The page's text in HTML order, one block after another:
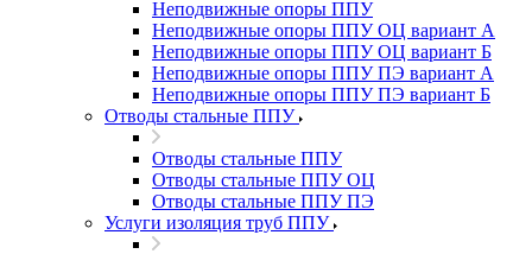
Неподвижные опоры ППУ
Неподвижные опоры ППУ ОЦ вариант А
Неподвижные опоры ППУ ОЦ вариант Б
Неподвижные опоры ППУ ПЭ вариант А
Неподвижные опоры ППУ ПЭ вариант Б
Отводы стальные ППУ
Отводы стальные ППУ
Отводы стальные ППУ ОЦ
Отводы стальные ППУ ПЭ
Услуги изоляция труб ППУ